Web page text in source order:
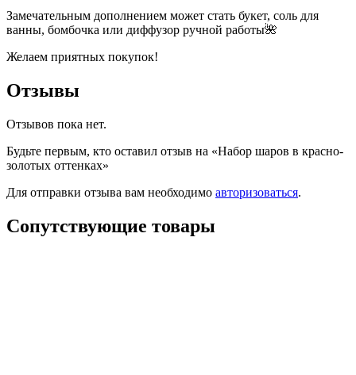
Замечательным дополнением может стать букет, соль для
ванны, бомбочка или диффузор ручной работы🌺
Желаем приятных покупок!
Отзывы
Отзывов пока нет.
Будьте первым, кто оставил отзыв на «Набор шаров в красно-
золотых оттенках»
Для отправки отзыва вам необходимо авторизоваться.
Сопутствующие товары